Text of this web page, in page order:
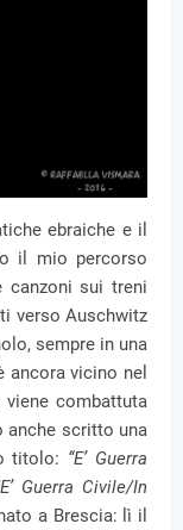
ebraiche e il
il mio percorso
sui treni
verso Auschwitz
sempre in una
vicino nel
viene combattuta
anche scritto una
titolo: “E’ Guerra
Guerra Civile/In
a Brescia: lì il